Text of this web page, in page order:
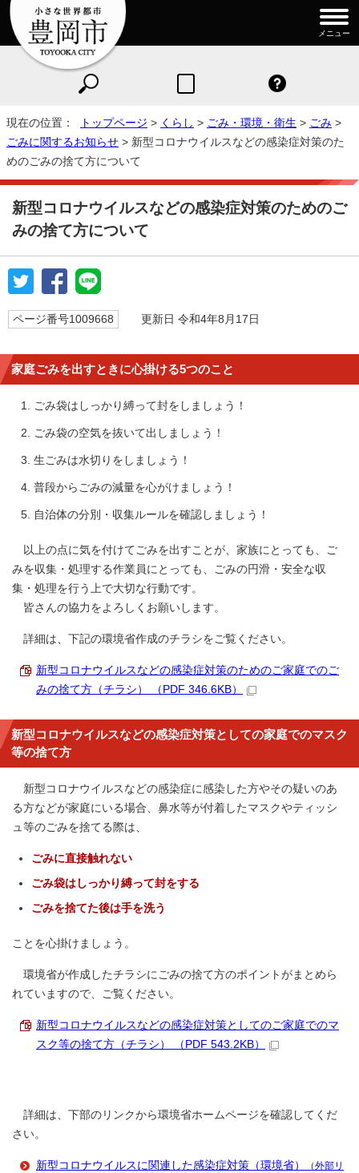
メニュー
現在の位置： トップページ > くらし > ごみ・環境・衛生 > ごみ >
ごみに関するお知らせ > 新型コロナウイルスなどの感染症対策のた
めのごみの捨て方について
新型コロナウイルスなどの感染症対策のためのご
みの捨て方について
ページ番号1009668 更新日 令和4年8月17日
家庭ごみを出すときに心掛ける5つのこと
ごみ袋はしっかり縛って封をしましょう！
ごみ袋の空気を抜いて出しましょう！
生ごみは水切りをしましょう！
普段からごみの減量を心がけましょう！
自治体の分別・収集ルールを確認しましょう！
以上の点に気を付けてごみを出すことが、家族にとっても、ご
みを収集・処理する作業員にとっても、ごみの円滑・安全な収
集・処理を行う上で大切な行動です。
皆さんの協力をよろしくお願いします。
詳細は、下記の環境省作成のチラシをご覧ください。
新型コロナウイルスなどの感染症対策のためのご家庭でのご
みの捨て方（チラシ） （PDF 346.6KB）
新型コロナウイルスなどの感染症対策としての家庭でのマスク
等の捨て方
新型コロナウイルスなどの感染症に感染した方やその疑いのあ
る方などが家庭にいる場合、鼻水等が付着したマスクやティッシ
ュ等のごみを捨てる際は、
ごみに直接触れない
ごみ袋はしっかり縛って封をする
ごみを捨てた後は手を洗う
ことを心掛けましょう。
環境省が作成したチラシにごみの捨て方のポイントがまとめら
れていますので、ご覧ください。
新型コロナウイルスなどの感染症対策としてのご家庭でのマ
スク等の捨て方（チラシ） （PDF 543.2KB）
詳細は、下部のリンクから環境省ホームページを確認してくだ
さい。
新型コロナウイルスに関連した感染症対策（環境省）
（外部リ